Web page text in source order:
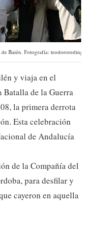
Baién. Fotografía: teodororeding.es
y viaja en el
Batalla de la Guerra
la primera derrota
Esta celebración
de Andalucía
de la Compañía del
para desfilar y
cayeron en aquella